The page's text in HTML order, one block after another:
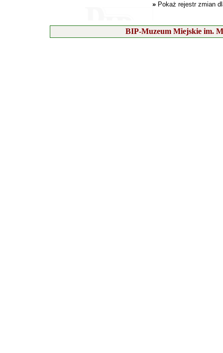
» Pokaż rejestr zmian
BIP-Muzeum Miejskie im.